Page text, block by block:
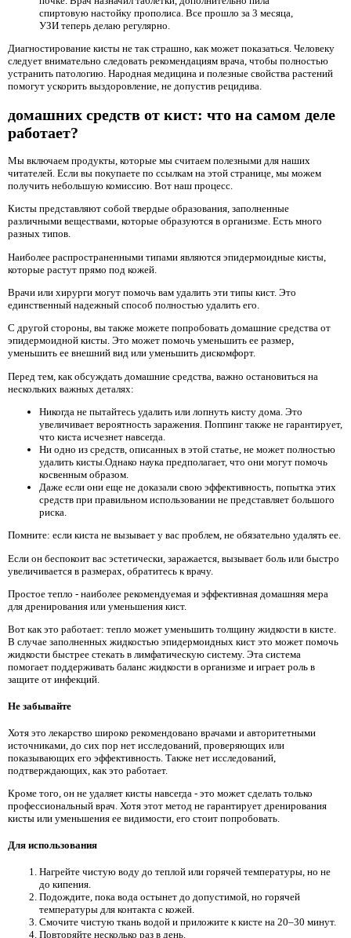
спиртовую настойку прополиса. Все прошло за 3 месяца,
УЗИ теперь делаю регулярно.
Диагностирование кисты не так страшно, как может показаться. Человеку
следует внимательно следовать рекомендациям врача, чтобы полностью
устранить патологию. Народная медицина и полезные свойства растений
помогут ускорить выздоровление, не допустив рецидива.
домашних средств от кист: что на самом деле
работает?
Мы включаем продукты, которые мы считаем полезными для наших
читателей. Если вы покупаете по ссылкам на этой странице, мы можем
получить небольшую комиссию. Вот наш процесс.
Кисты представляют собой твердые образования, заполненные
различными веществами, которые образуются в организме. Есть много
разных типов.
Наиболее распространенными типами являются эпидермоидные кисты,
которые растут прямо под кожей.
Врачи или хирурги могут помочь вам удалить эти типы кист. Это
единственный надежный способ полностью удалить его.
С другой стороны, вы также можете попробовать домашние средства от
эпидермоидной кисты. Это может помочь уменьшить ее размер,
уменьшить ее внешний вид или уменьшить дискомфорт.
Перед тем, как обсуждать домашние средства, важно остановиться на
нескольких важных деталях:
Никогда не пытайтесь удалить или лопнуть кисту дома. Это
увеличивает вероятность заражения. Поппинг также не гарантирует,
что киста исчезнет навсегда.
Ни одно из средств, описанных в этой статье, не может полностью
удалить кисты.Однако наука предполагает, что они могут помочь
косвенным образом.
Даже если они еще не доказали свою эффективность, попытка этих
средств при правильном использовании не представляет большого
риска.
Помните: если киста не вызывает у вас проблем, не обязательно удалять ее.
Если он беспокоит вас эстетически, заражается, вызывает боль или быстро
увеличивается в размерах, обратитесь к врачу.
Простое тепло - наиболее рекомендуемая и эффективная домашняя мера
для дренирования или уменьшения кист.
Вот как это работает: тепло может уменьшить толщину жидкости в кисте.
В случае заполненных жидкостью эпидермоидных кист это может помочь
жидкости быстрее стекать в лимфатическую систему. Эта система
помогает поддерживать баланс жидкости в организме и играет роль в
защите от инфекций.
Не забывайте
Хотя это лекарство широко рекомендовано врачами и авторитетными
источниками, до сих пор нет исследований, проверяющих или
показывающих его эффективность. Также нет исследований,
подтверждающих, как это работает.
Кроме того, он не удаляет кисты навсегда - это может сделать только
профессиональный врач. Хотя этот метод не гарантирует дренирования
кисты или уменьшения ее видимости, его стоит попробовать.
Для использования
Нагрейте чистую воду до теплой или горячей температуры, но не
до кипения.
Подождите, пока вода остынет до допустимой, но горячей
температуры для контакта с кожей.
Смочите чистую ткань водой и приложите к кисте на 20–30 минут.
Повторяйте несколько раз в день.